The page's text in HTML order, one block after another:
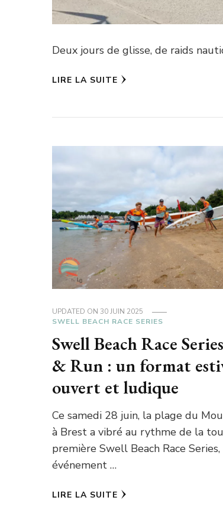
Deux jours de glisse, de raids
LIRE LA SUITE
UPDATED ON 30 JUIN 2025
SWELL BEACH RACE SERIES
Swell Beach Race
& Run : un format
ouvert et ludique
Ce samedi 28 juin, la plage du
à Brest a vibré au rythme de la
première Swell Beach Race Series,
événement …
LIRE LA SUITE